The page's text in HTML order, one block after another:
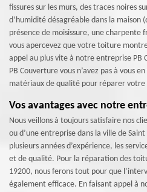
fissures sur les murs, des traces noires
d’humidité désagréable dans la maison
présence de moisissure, une charpente
vous apercevez que votre toiture
appel au plus vite à notre entreprise
PB Couverture vous n’avez pas à vous
matériaux de qualité pour réparer votre
Vos avantages avec notre
Nous veillons à toujours satisfaire nos
ou d’une entreprise dans la ville de
plusieurs années d’expérience, les
et de qualité. Pour la réparation des
19200, nous ferons tout pour que
également efficace. En faisant appel à